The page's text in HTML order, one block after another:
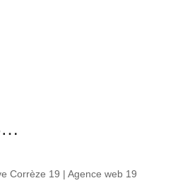
Corrèze 19 | Agence web 19